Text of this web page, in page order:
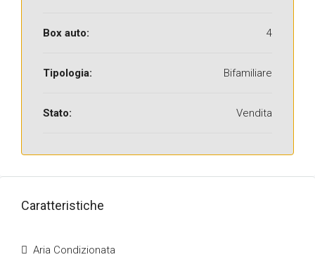
Box auto: 4
Tipologia: Bifamiliare
Stato: Vendita
Caratteristiche
Aria Condizionata